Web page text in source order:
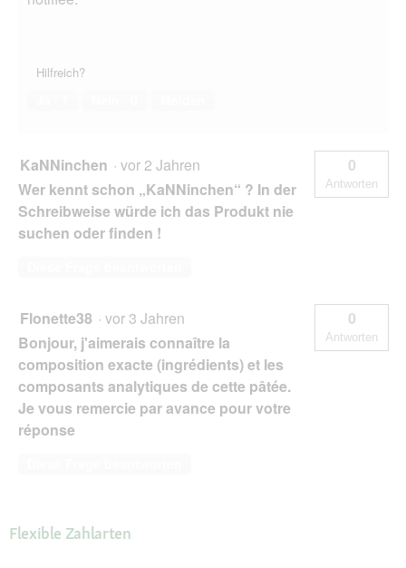
Hilfreich?
KaNNinchen · vor 2 Jahren
Wer kennt schon „KaNNinchen“ ? In der
Schreibweise würde ich das Produkt nie
suchen oder finden !
0
Antworten
Flonette38 · vor 3 Jahren
Bonjour, j'aimerais connaître la
composition exacte (ingrédients) et les
composants analytiques de cette pâtée.
Je vous remercie par avance pour votre
réponse
0
Antworten
Flexible Zahlarten